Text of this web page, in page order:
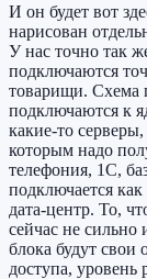
И он будет вот
нарисован
У нас точно так
подключаются
товарищи. Схема
подключаются к
какие-то
которым надо
телефония, 1С,
подключается
дата-центр. То,
сейчас не сильно
блока будут свои
доступа, уровень